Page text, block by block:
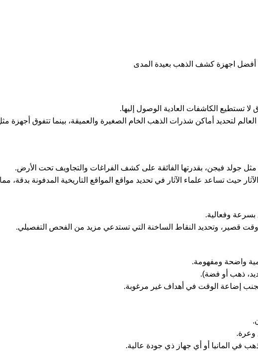
أفضل اجهزة كشف الذهب بعيدة المدى
تستطيع الكاشفات العادية الوصول إليها.
أفضل جهاز كشف الذهب في العالم لتحديد أماكن شذرات الذهب الخام الصغيرة والعميقة، بينما
جولد فيجن، بقدرتها الفائقة على كشف الفراغات والتجاويف تحت الأرض.
حيث تساعد علماء الآثار في تحديد مواقع المواقع التاريخية المدفونة بدقة،
وفعالية.
قصير، وتحديد النقاط الساخنة التي تستدعي مزيد من الفحص التفصيلي.
واضحة ومفهومة.
ذهب أو فضة).
إضاعة الوقت في أهداف غير مرغوبة.
وعرة.
في المانيا أو أي جهاز ذي جودة عالية.